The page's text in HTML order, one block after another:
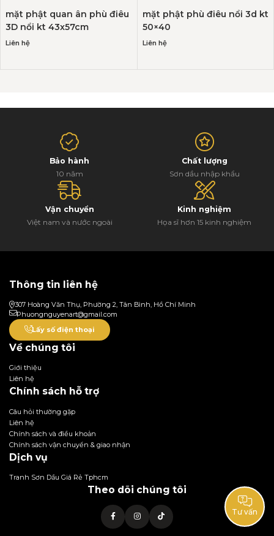
mặt phật quan ân phù điêu
3D nổi kt 43x57cm
Liên hệ
mặt phật phù điêu nổi 3d kt
50×40
Liên hệ
Bảo hành
10 năm
Chất lượng
Sơn dầu nhập khẩu
Vận chuyển
Việt nam và nước ngoài
Kinh nghiệm
Họa sĩ hơn 15 kinh nghiệm
Thông tin liên hệ
307 Hoàng Văn Thụ, Phường 2, Tân Bình, Hồ Chí Minh
Phuongnguyenart@gmail.com
Lấy số điện thoại
Về chúng tôi
Giới thiệu
Liên hệ
Chính sách hỗ trợ
Câu hỏi thường gặp
Liên hệ
Chính sách và điều khoản
Chính sách vận chuyển & giao nhận
Dịch vụ
Tranh Sơn Dầu Giá Rẻ Tphcm
Theo dõi chúng tôi
Tư vấn